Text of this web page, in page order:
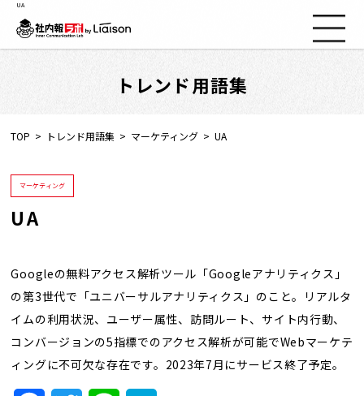
社内報ノウハウ
セミナー情報
Web社内報
動画コーナー
支援実績
トレンド用語集
UA
トレンド用語集
TOP トレンド用語集 マーケティング UA
マーケティング
UA
Googleの無料アクセス解析ツール「Googleアナリティクス」
の第3世代で「ユニバーサルアナリティクス」のこと。リアルタ
イムの利用状況、ユーザー属性、訪問ルート、サイト内行動、
コンバージョンの5指標でのアクセス解析が可能でWebマーケテ
ィングに不可欠な存在です。2023年7月にサービス終了予定。